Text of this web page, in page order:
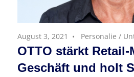
August 3, 2021 Personalie /
OTTO stärkt Retail-
Geschäft und holt